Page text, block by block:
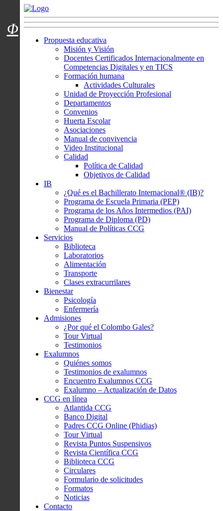
Menú usuarios
Propuesta educativa
Misión y Visión
Docentes Certificados Internacionalmente en
Competencias Digitales y en TICS
Formación humana
Actividades Culturales
Unidad de Proyección Profesional
Departamentos
Convenios
Huerta Escolar
Asociaciones
Manual de convivencia
Video Institucional
Calidad
Política de Calidad
Objetivos de Calidad
IB
¿Qué es el Bachillerato Internacional® (IB)?
Programa de Escuela Primaria (PEP)
Programa de los Años Intermedios (PAI)
Programa de Diploma (PD)
Manual de Políticas CCG
Servicios
Biblioteca
Laboratorios
Alimentación
Transporte
Clases extracurrilares
Bienestar
Psicología
Enfermería
Admisiones
¿Por qué el Colombo Gales?
Tour Virtual
Testimonios
Exalumnos
Quiénes somos
Testimonios de exalumnos
Encuentro Exalumnos CCG
Exalumno – Actualización de Datos
CCG en línea
Atlantida CCG
Banco Digital
Padres CCG Online (Phidias)
Tour Virtual
Revista Puntos Suspensivos
Revista Científica CCG
Biblioteca CCG
Circulares
Formulario de solicitudes
Formatos
Noticias
Contacto
Φ